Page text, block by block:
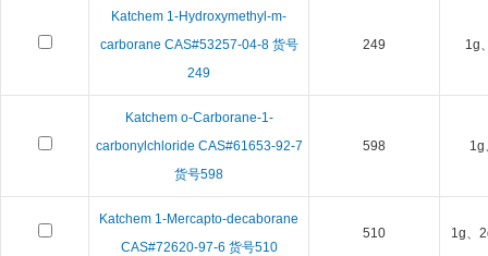
Katchem 1-Hydroxymethyl-m-
carborane CAS#53257-04-8 货号
249
249 1g
Katchem o-Carborane-1-
carbonylchloride CAS#61653-92-7
货号598
598 1g
Katchem 1-Mercapto-decaborane
CAS#72620-97-6 货号510
510 1g、